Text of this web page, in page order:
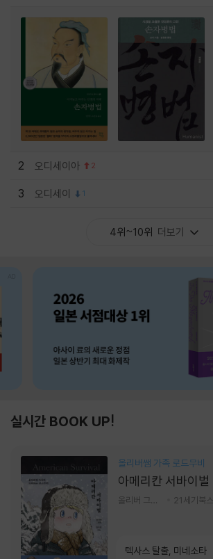
2 오디세이아 2
3 오디세이 1
4위~10위 더보기
실시간 BOOK UP!
올리버쌤 가족 로드무비
아메리칸 서바이벌
21세기북스
텍사스 탈출, 미네소타